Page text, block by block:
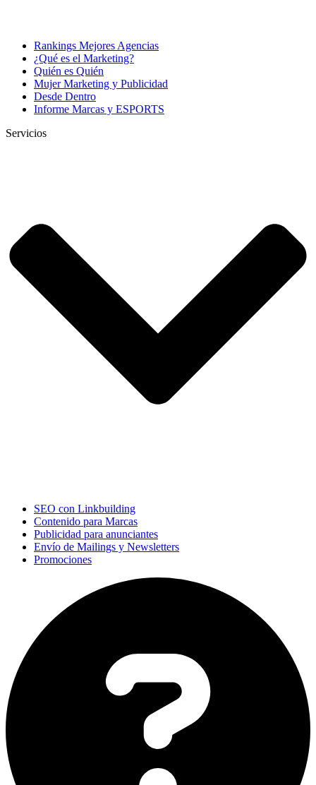
Rankings Mejores Agencias
¿Qué es el Marketing?
Quién es Quién
Mujer Marketing y Publicidad
Desde Dentro
Informe Marcas y ESPORTS
Servicios
SEO con Linkbuilding
Contenido para Marcas
Publicidad para anunciantes
Envío de Mailings y Newsletters
Promociones